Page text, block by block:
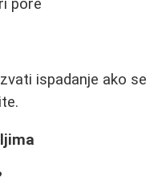
pore
ispadanje ako se